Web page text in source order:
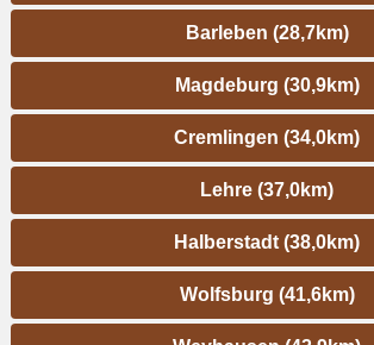
Barleben (28,7km)
Magdeburg (30,9km)
Cremlingen (34,0km)
Lehre (37,0km)
Halberstadt (38,0km)
Wolfsburg (41,6km)